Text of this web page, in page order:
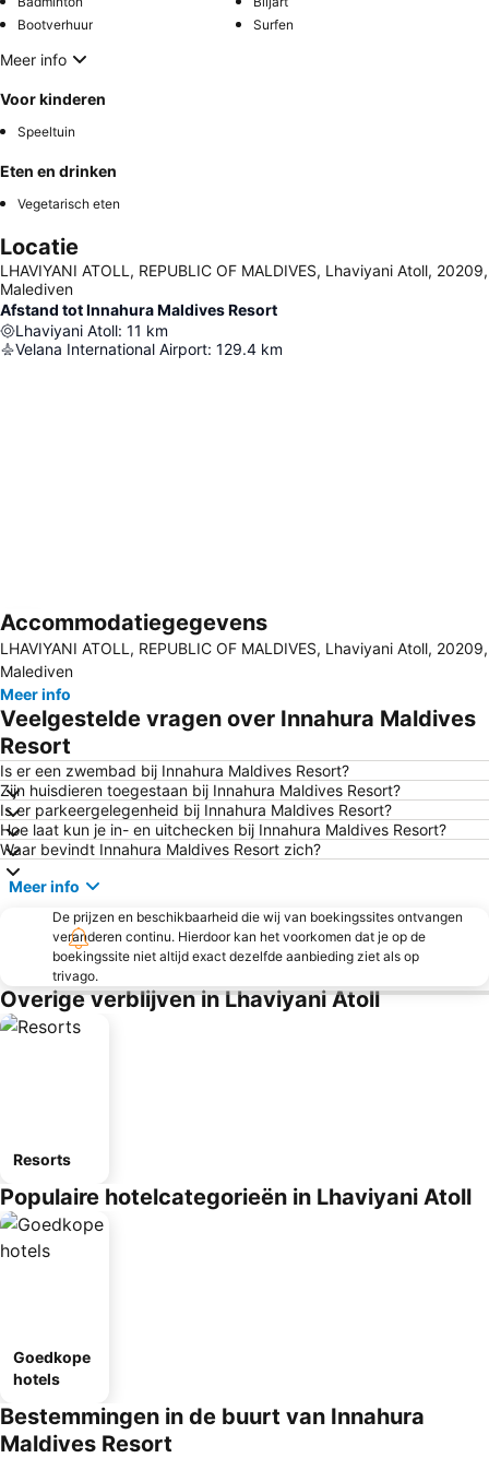
Bootverhuur
Surfen
Meer info
Voor kinderen
Speeltuin
Eten en drinken
Vegetarisch eten
Locatie
LHAVIYANI ATOLL, REPUBLIC OF MALDIVES, Lhaviyani Atoll, 20209,
Malediven
Afstand tot Innahura Maldives Resort
Lhaviyani Atoll: 11 km
Velana International Airport: 129.4 km
Kaart uitvouwen
Accommodatiegegevens
LHAVIYANI ATOLL, REPUBLIC OF MALDIVES, Lhaviyani Atoll, 20209,
Malediven
Meer info
Veelgestelde vragen over Innahura Maldives
Resort
Is er een zwembad bij Innahura Maldives Resort?
Zijn huisdieren toegestaan bij Innahura Maldives Resort?
Is er parkeergelegenheid bij Innahura Maldives Resort?
Hoe laat kun je in- en uitchecken bij Innahura Maldives Resort?
Waar bevindt Innahura Maldives Resort zich?
Meer info
De prijzen en beschikbaarheid die wij van boekingssites ontvangen
veranderen continu. Hierdoor kan het voorkomen dat je op de
boekingssite niet altijd exact dezelfde aanbieding ziet als op
trivago.
Overige verblijven in Lhaviyani Atoll
Resorts
Populaire hotelcategorieën in Lhaviyani Atoll
Goedkope
hotels
Bestemmingen in de buurt van Innahura
Maldives Resort